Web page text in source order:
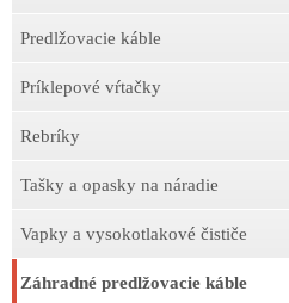
Predlžovacie káble
Príklepové vŕtačky
Rebríky
Tašky a opasky na náradie
Vapky a vysokotlakové čističe
Záhradné predlžovacie káble